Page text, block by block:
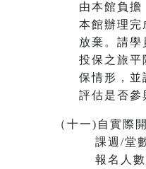
由本館負擔
本館辦理完
放棄。請學
投保之旅平
保情形，並
評估是否參
（十一) 自實際
課週/堂
報名人